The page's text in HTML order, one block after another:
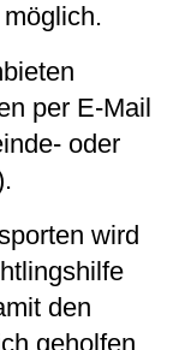
möglich.
per E-Mail
oder
wird
den
geholfen